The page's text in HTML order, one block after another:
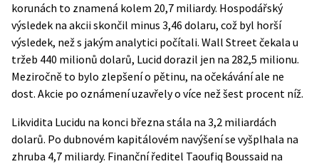
korunách to znamená kolem 20,7 miliardy. Hospodářský
výsledek na akcii skončil minus 3,46 dolaru, což byl horší
výsledek, než s jakým analytici počítali. Wall Street čekala u
tržeb 440 milionů dolarů, Lucid dorazil jen na 282,5 milionu.
Meziročně to bylo zlepšení o pětinu, na očekávání ale ne
dost. Akcie po oznámení uzavřely o více než šest procent níž.
Likvidita Lucidu na konci března stála na 3,2 miliardách
dolarů. Po dubnovém kapitálovém navýšení se vyšplhala na
zhruba 4,7 miliardy. Finanční ředitel Taoufiq Boussaid na